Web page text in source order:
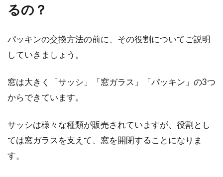
活動してきます。そんな虫が家の中まで侵入し
窓をしっかりと閉めているはずなのに「ピーピ
るの？
パッキンの交換方法の前に、その役割についてご説明
していきましょう。
窓は大きく「サッシ」「窓ガラス」「パッキン」の3つ
からできています。
サッシは様々な種類が販売されていますが、役割とし
ては窓ガラスを支えて、窓を開閉することになりま
す。